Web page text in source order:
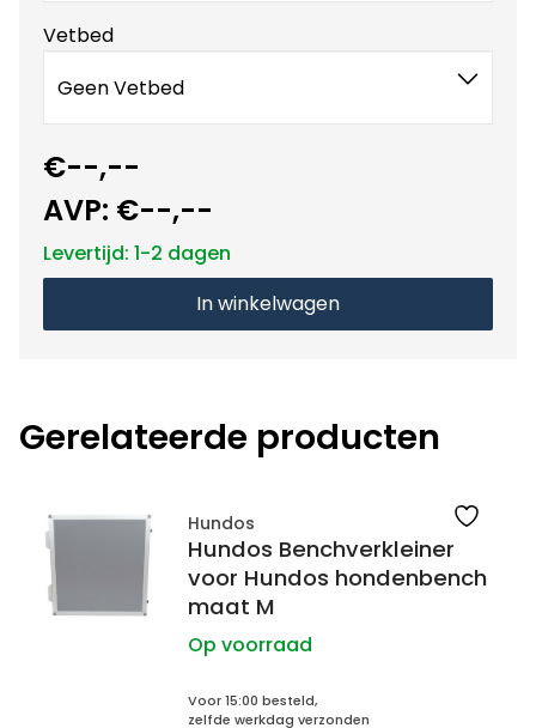
Vetbed
Geen Vetbed
€--,--
AVP: €--,--
Levertijd: 1-2 dagen
In winkelwagen
Gerelateerde producten
Hundos
Hundos Benchverkleiner
voor Hundos hondenbench
maat M
Op voorraad
Voor 15:00 besteld,
zelfde werkdag verzonden